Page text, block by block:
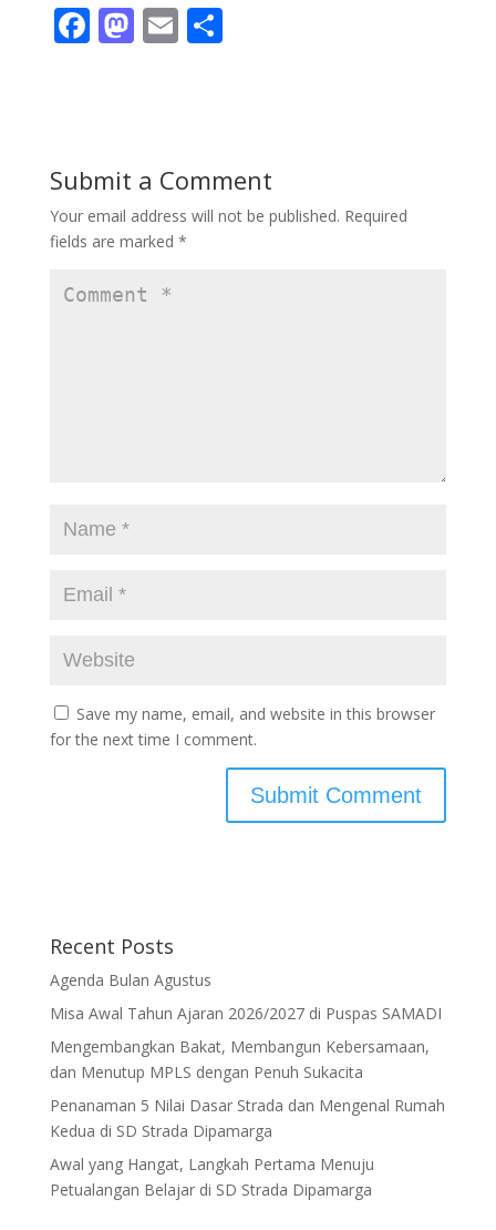
F
o
o
k
M
o
n
E S
Submit a Comment
Your email address will not be published. Required
fields are marked *
Save my name, email, and website in this browser
for the next time I comment.
Recent Posts
Agenda Bulan Agustus
Misa Awal Tahun Ajaran 2026/2027 di Puspas SAMADI
Mengembangkan Bakat, Membangun Kebersamaan,
dan Menutup MPLS dengan Penuh Sukacita
Penanaman 5 Nilai Dasar Strada dan Mengenal Rumah
Kedua di SD Strada Dipamarga
Awal yang Hangat, Langkah Pertama Menuju
Petualangan Belajar di SD Strada Dipamarga